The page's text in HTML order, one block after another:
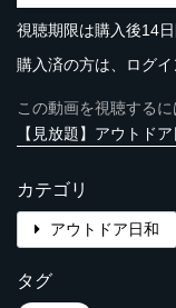
視聴期限は購入後14日
購入済の方は、ログ
この動画を視聴するに
【見放題】アウトド
カテゴリ
アウトドア日和
タグ